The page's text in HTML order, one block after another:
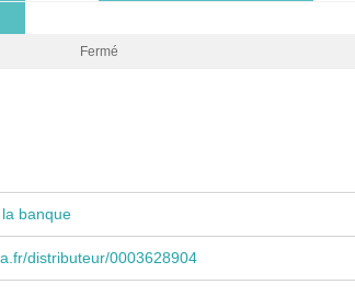
Fermé
banque
distributeur/0003628904